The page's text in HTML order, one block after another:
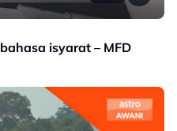
isyarat – MFD